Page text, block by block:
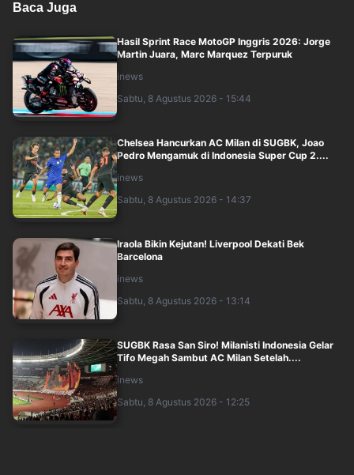
Baca Juga
Hasil Sprint Race MotoGP Inggris 2026: Jorge
Martin Juara, Marc Marquez Terpuruk
inews
Sabtu, 8 Agustus 2026 - 15:44
Chelsea Hancurkan AC Milan di SUGBK, Joao
Pedro Mengamuk di Indonesia Super Cup 2....
inews
Sabtu, 8 Agustus 2026 - 14:37
Iraola Bikin Kejutan! Liverpool Dekati Bek
Barcelona
inews
Sabtu, 8 Agustus 2026 - 13:14
SUGBK Rasa San Siro! Milanisti Indonesia Gelar
Tifo Megah Sambut AC Milan Setelah....
inews
Sabtu, 8 Agustus 2026 - 12:25